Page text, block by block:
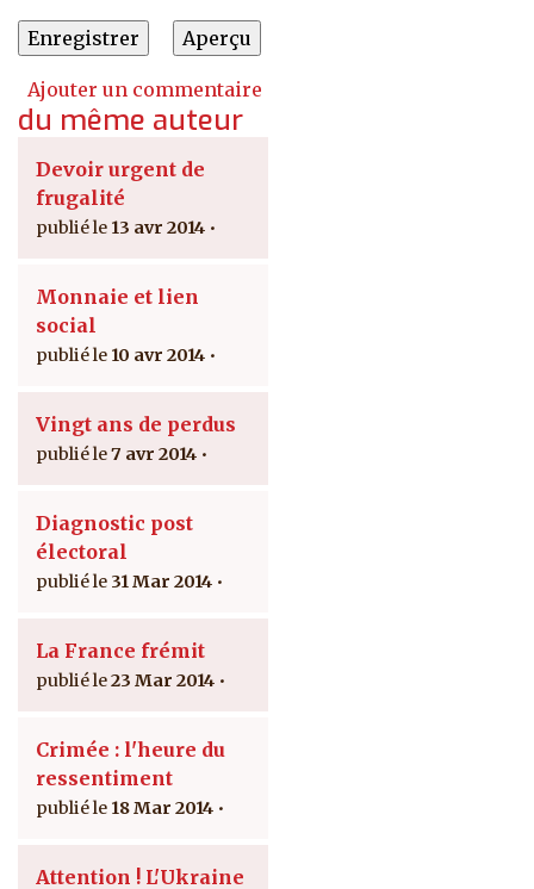
Ajouter un commentaire
du même auteur
Devoir urgent de
frugalité
13 avr 2014
Monnaie et lien
social
10 avr 2014
Vingt ans de perdus
7 avr 2014
Diagnostic post
électoral
31 Mar 2014
La France frémit
23 Mar 2014
Crimée : l'heure du
ressentiment
18 Mar 2014
Attention ! L'Ukraine